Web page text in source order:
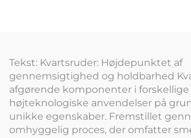
Tekst: Kvartsruder: Højdepunktet af
gennemsigtighed og holdbarhed
afgørende komponenter i forskellige
højteknologiske anvendelser på
unikke egenskaber. Fremstillet
omhyggelig proces, der omfatter